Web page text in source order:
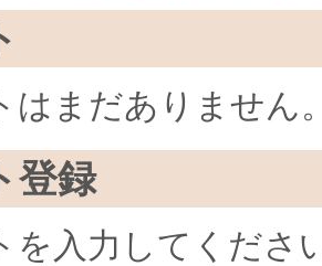
はまだありません
登録
を入力してくださ